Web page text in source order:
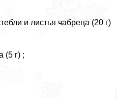
и листья чабреца (20 г)
(5 г) ;